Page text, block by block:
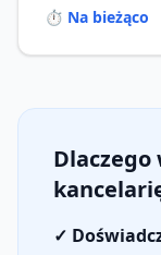
⏱️ Na bieżąco
✓